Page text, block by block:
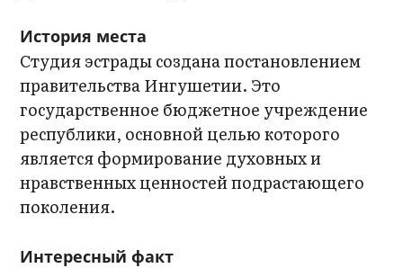
История места
Студия эстрады создана постановлением
правительства Ингушетии. Это
государственное бюджетное учреждение
республики, основной целью которого
является формирование духовных и
нравственных ценностей подрастающего
поколения.
Интересный факт